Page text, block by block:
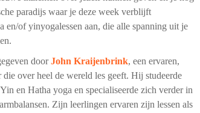
paradijs waar je deze week verblijft
en/of yinyogalessen aan, die alle spanning uit je
doorJohn Kraijenbrink, een ervaren,
die over heel de wereld les geeft. Hij studeerde
en Hatha yoga en specialiseerde zich verder in
Zijn leerlingen ervaren zijn lessen als